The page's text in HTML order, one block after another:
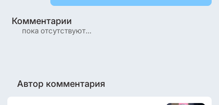
Комментарии
пока отсутствуют...
Автор комментария